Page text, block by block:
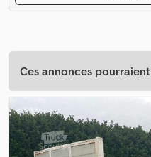
Ces annonces